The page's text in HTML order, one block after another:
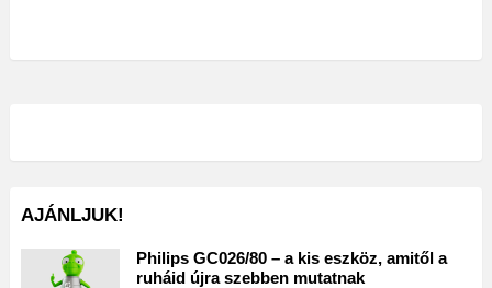
AJÁNLJUK!
Philips GC026/80 – a kis eszköz, amitől a
ruháid újra szebben mutatnak